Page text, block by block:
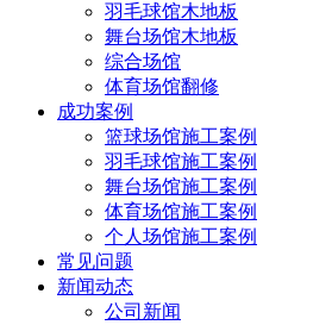
羽毛球馆木地板
舞台场馆木地板
综合场馆
体育场馆翻修
成功案例
篮球场馆施工案例
羽毛球馆施工案例
舞台场馆施工案例
体育场馆施工案例
个人场馆施工案例
常见问题
新闻动态
公司新闻